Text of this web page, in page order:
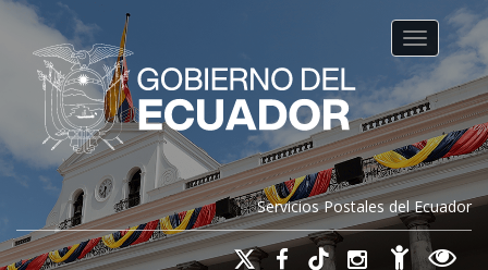
Servicios Postales del Ecuador
Toggle